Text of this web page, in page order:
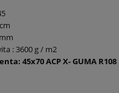
: 3600 g / m2
45x70 ACP X- GUMA R108